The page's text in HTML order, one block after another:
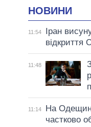
НОВИНИ
11:54
Іран
відкриття
11:48
11:14
На
частково